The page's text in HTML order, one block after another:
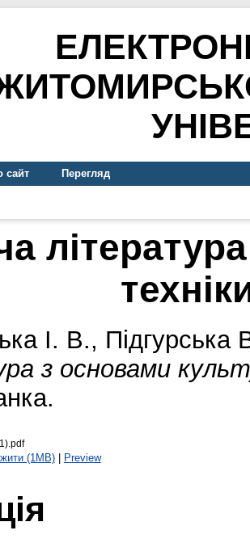
сайт Перегляд
І. В.,
з основами
(1MB)| Preview